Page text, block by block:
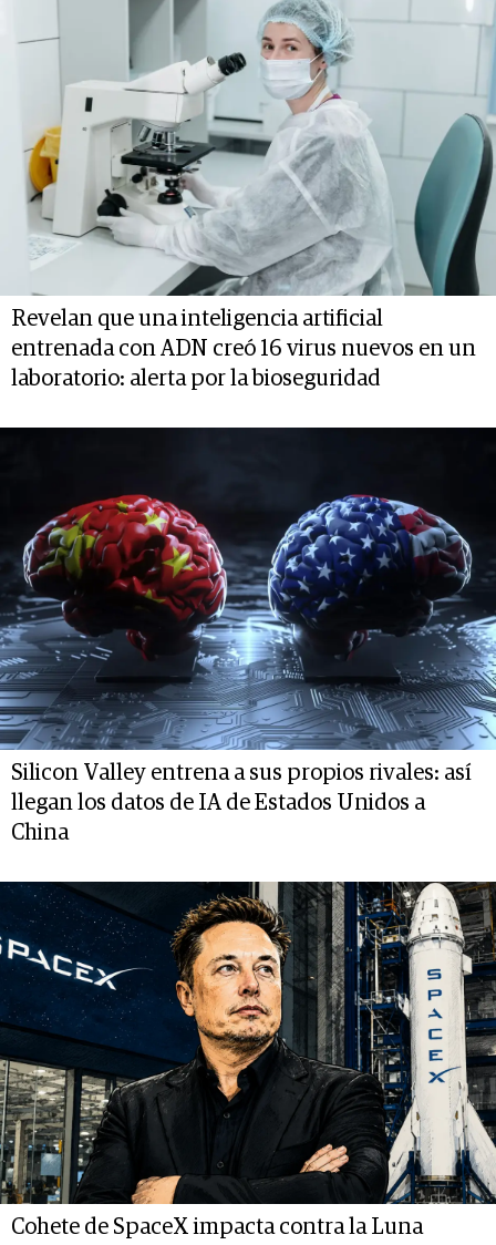
Revelan que una inteligencia artificial
entrenada con ADN creó 16 virus nuevos en un
laboratorio: alerta por la bioseguridad
Silicon Valley entrena a sus propios rivales: así
llegan los datos de IA de Estados Unidos a
China
Cohete de SpaceX impacta contra la Luna